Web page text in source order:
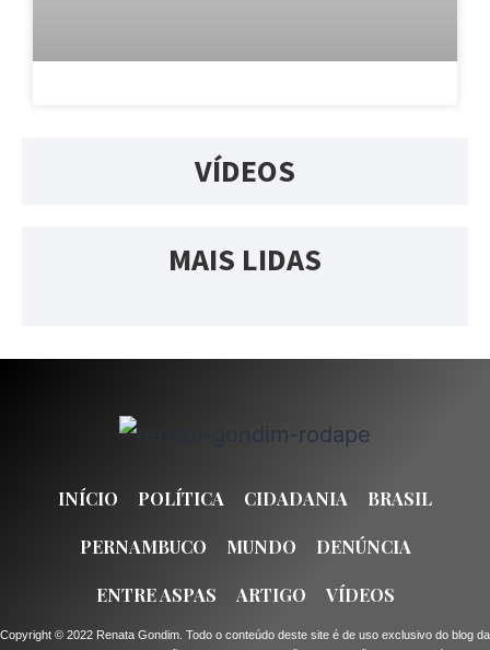
VÍDEOS
MAIS LIDAS
INÍCIO POLÍTICA CIDADANIA BRASIL
PERNAMBUCO MUNDO DENÚNCIA
ENTRE ASPAS ARTIGO VÍDEOS
Copyright © 2022 Renata Gondim. Todo o conteúdo deste site é de uso exclusivo do blog da